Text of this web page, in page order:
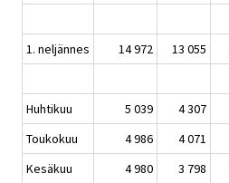
1. neljännes 14 972 13 055
Huhtikuu 5 039 4 307
Toukokuu
4 986 4 071
Kesäkuu
4 980 3 798